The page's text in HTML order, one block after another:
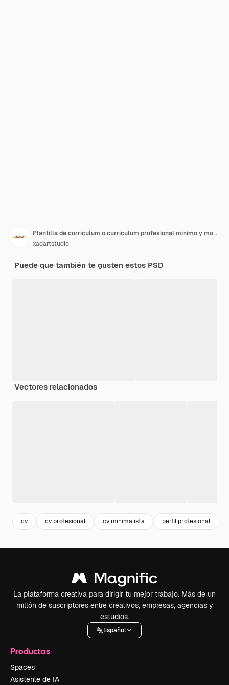
Plantilla de currículum o currículum profesional mínimo y moderno
xadartstudio
Puede que también te gusten estos PSD
Vectores relacionados
cv cv profesional cv minimalista perfil profesional
La plataforma creativa para dirigir tu mejor trabajo. Más de un
millón de suscriptores entre creativos, empresas, agencias y
estudios.
Español
Productos
Spaces
Asistente de IA